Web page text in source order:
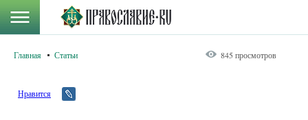
Главная Статьи 845 просмотров
Нравится